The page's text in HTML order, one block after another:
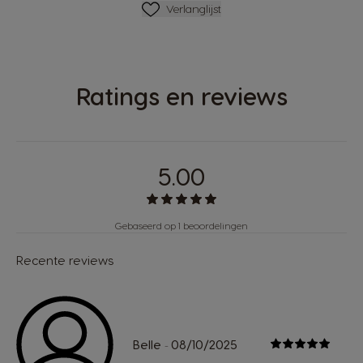
Verlanglijstje
Verlanglijst
Ratings en reviews
5.00
Gebaseerd op 1 beoordelingen
Recente reviews
Belle - 08/10/2025